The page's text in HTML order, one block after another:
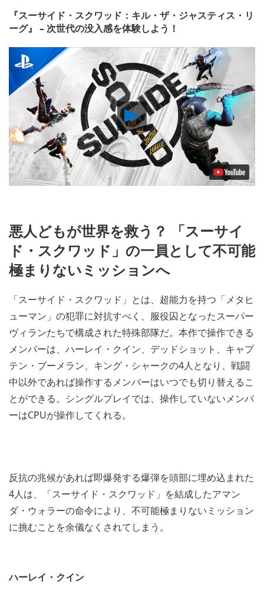
『スーサイド・スクワッド：キル・ザ・ジャスティス・リ
ーグ』 – 次世代の没入感を体験しよう！
Play
Video
悪人どもが世界を救う？ 「スーサイ
ド・スクワッド」の一員として不可能
極まりないミッションへ
「スーサイド・スクワッド」とは、超能力を持つ「メタヒ
ューマン」の犯罪に対抗すべく、服役囚となったスーパー
ヴィランたちで構成された特殊部隊だ。本作で操作できる
メンバーは、ハーレイ・クイン、デッドショット、キャプ
テン・ブーメラン、キング・シャークの4人となり、戦闘
中以外であれば操作するメンバーはいつでも切り替えるこ
とができる。シングルプレイでは、操作していないメンバ
ーはCPUが操作してくれる。
反抗の兆候があれば即爆発する爆弾を頭部に埋め込まれた
4人は、「スーサイド・スクワッド」を結成したアマン
ダ・ウォラーの命令により、不可能極まりないミッション
に挑むことを余儀なくされてしまう。
ハーレイ・クイン